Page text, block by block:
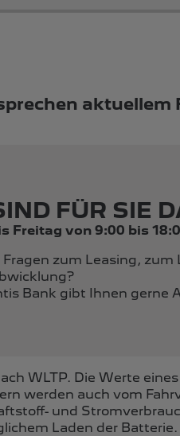
aktuellem
FÜR SIE
Freitag von 9:00 bis
Fragen zum Leasing, zum
Bank gibt Ihnen gerne
WLTP. Die Werte
werden auch vom
und
Laden der Batterie.